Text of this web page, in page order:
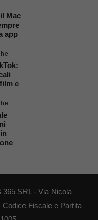
Mac
app
e
365 SRL - Via Nicola
Fiscale e Partita